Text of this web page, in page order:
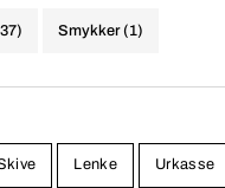
og
Armanis årsinntekt
Smykker (1)
Lenke Urkasse